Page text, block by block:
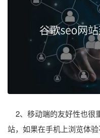
2、移动端的友好性也很
站，如果在手机上浏览体